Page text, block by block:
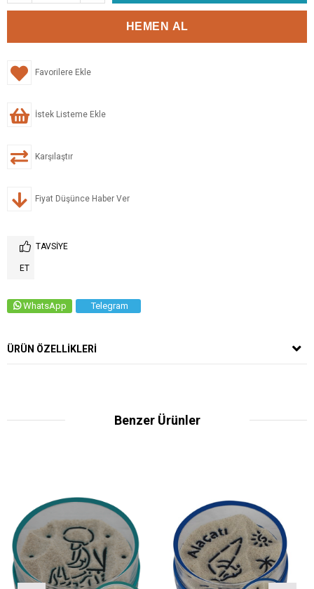
Favorilere Ekle
İstek Listeme Ekle
Karşılaştır
Fiyat Düşünce Haber Ver
TAVSIYE
ET
WhatsApp Telegram
ÜRÜN ÖZELLIKLERI
Benzer Ürünler